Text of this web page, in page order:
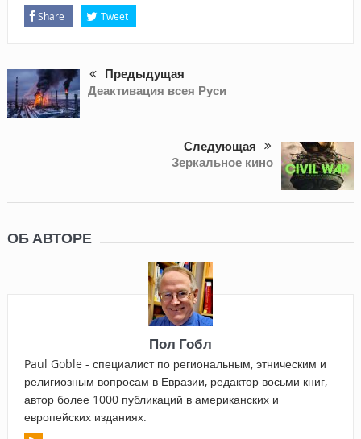
Share Tweet
Предыдущая
Деактивация всея Руси
Следующая
Зеркальное кино
ОБ АВТОРЕ
Пол Гобл
Paul Goble - специалист по региональным, этническим и
религиозным вопросам в Евразии, редактор восьми книг,
автор более 1000 публикаций в американских и
европейских изданиях.